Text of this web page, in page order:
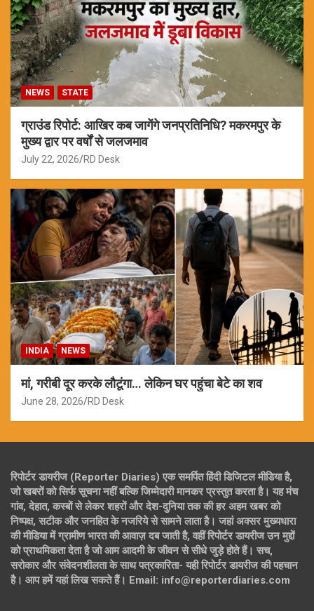
NEWS STATE
ग्राउंड रिपोर्ट: आखिर कब जागेंगे जनप्रतिनिधि? मकरमपुर के
मुख्य द्वार पर वर्षों से जलजमाव
July 22, 2026 RD Desk
INDIA NEWS
मां, गरीबी दूर करके लौटूंगा… लेकिन घर पहुंचा बेटे का शव
June 28, 2026 RD Desk
रिपोर्टर डायरीज (Reporter Diaries) एक समर्पित हिंदी डिजिटल मीडिया है,
जो खबरों को सिर्फ सूचना नहीं बल्कि जिम्मेदारी मानकर प्रस्तुत करता है। यह मंच
गांव, देहात, कस्बों से लेकर शहरों और देश-दुनिया तक की हर अहम खबर को
निष्पक्ष, सटीक और जनहित के नजरिये से सामने लाता है। जहां अक्सर मुख्यधारा
की मीडिया में ग्रामीण भारत की आवाज़ दब जाती है, वहीं रिपोर्टर डायरीज उन मुद्दों
को प्राथमिकता देता है जो आम आदमी के जीवन से सीधे जुड़े होते हैं। सच,
सरोकार और संवेदनशीलता के साथ पत्रकारिता- यही रिपोर्टर डायरीज की पहचान
है। आप हमें यहां लिख सकते हैं। Email: info@reporterdiaries.com